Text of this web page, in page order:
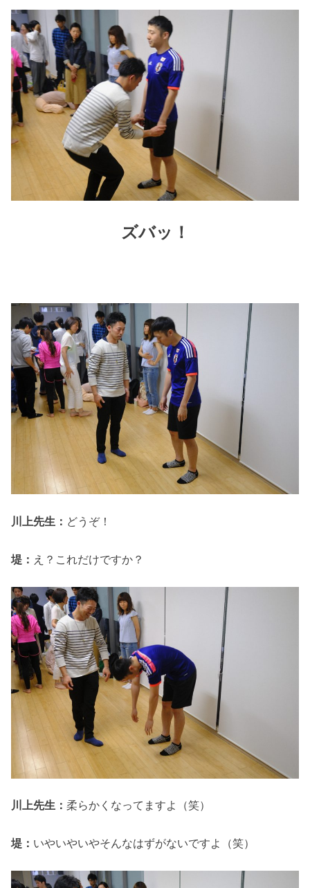
ズバッ！
川上先生： どうぞ！
堤： え？これだけですか？
川上先生：柔らかくなってますよ（笑）
堤： いやいやいやそんなはずがないですよ（笑）